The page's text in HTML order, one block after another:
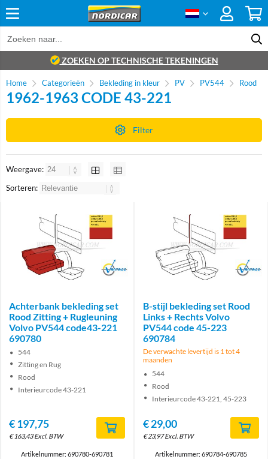
ZOEKEN OP TECHNISCHE TEKENINGEN
Home Categorieën Bekleding in kleur PV PV544 Rood
1962-1963 CODE 43-221
Filter
Weergave:
Sorteren:
Brand
Achterbank bekleding set
Rood Zitting + Rugleuning
Volvo PV544 code43-221
690780
544
Zitting en Rug
Rood
Interieurcode 43-221
€197,75
€163,43 Excl. BTW
Artikelnummer: 690780-690781
Brand
B-stijl bekleding set Rood
Links + Rechts Volvo
PV544 code 45-223
690784
De verwachte levertijd is 1 tot 4
maanden
544
Rood
Interieurcode 43-221, 45-223
€29,00
€23,97 Excl. BTW
Artikelnummer: 690784-690785